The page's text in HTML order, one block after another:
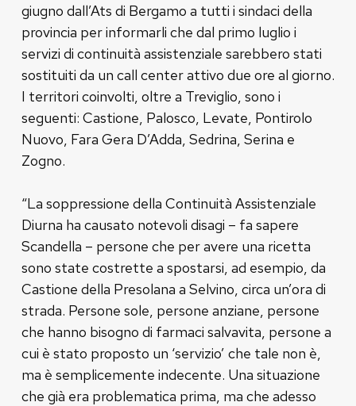
giugno dall’Ats di Bergamo a tutti i sindaci della
provincia per informarli che dal primo luglio i
servizi di continuità assistenziale sarebbero stati
sostituiti da un call center attivo due ore al giorno.
I territori coinvolti, oltre a Treviglio, sono i
seguenti: Castione, Palosco, Levate, Pontirolo
Nuovo, Fara Gera D’Adda, Sedrina, Serina e
Zogno.
“La soppressione della Continuità Assistenziale
Diurna ha causato notevoli disagi – fa sapere
Scandella – persone che per avere una ricetta
sono state costrette a spostarsi, ad esempio, da
Castione della Presolana a Selvino, circa un’ora di
strada. Persone sole, persone anziane, persone
che hanno bisogno di farmaci salvavita, persone a
cui è stato proposto un ‘servizio’ che tale non è,
ma è semplicemente indecente. Una situazione
che già era problematica prima, ma che adesso